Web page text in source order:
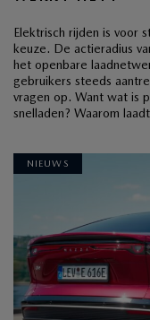
Elektrisch rijden is voor
keuze. De actieradius
het openbare
gebruikers steeds
vragen op. Want wat is
snelladen? Waarom
NIEUWS